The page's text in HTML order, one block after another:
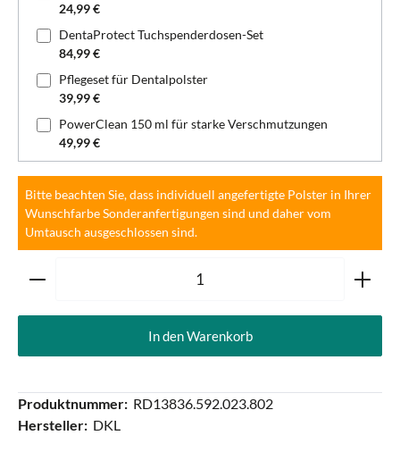
24,99 €
DentaProtect Tuchspenderdosen-Set
84,99 €
Pflegeset für Dentalpolster
39,99 €
PowerClean 150 ml für starke Verschmutzungen
49,99 €
Bitte beachten Sie, dass individuell angefertigte Polster in Ihrer
Wunschfarbe Sonderanfertigungen sind und daher vom
Umtausch ausgeschlossen sind.
Produkt Anzahl: Gib den gewünschten Wert ein oder
In den Warenkorb
Produktnummer: RD13836.592.023.802
Hersteller: DKL